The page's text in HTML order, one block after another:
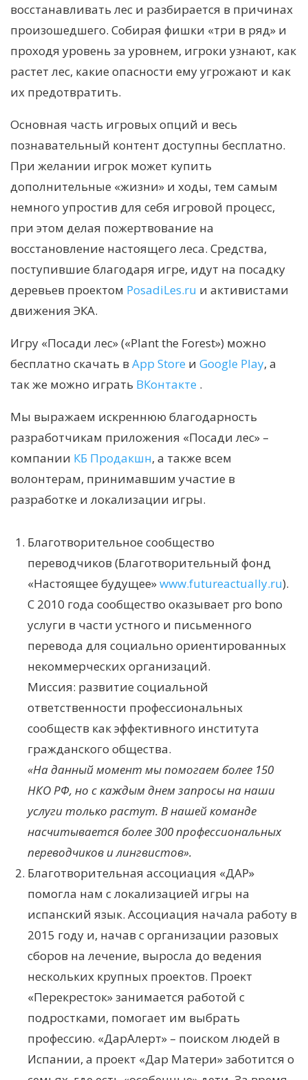
восстанавливать лес и разбирается в причинах
произошедшего. Собирая фишки «три в ряд» и
проходя уровень за уровнем, игроки узнают, как
растет лес, какие опасности ему угрожают и как
их предотвратить.
Основная часть игровых опций и весь
познавательный контент доступны бесплатно.
При желании игрок может купить
дополнительные «жизни» и ходы, тем самым
немного упростив для себя игровой процесс,
при этом делая пожертвование на
восстановление настоящего леса. Средства,
поступившие благодаря игре, идут на посадку
деревьев проектом PosadiLes.ru и активистами
движения ЭКА.
Игру «Посади лес» («Plant the Forest») можно
бесплатно скачать в App Store и Google Play, а
так же можно играть ВКонтакте .
Мы выражаем искреннюю благодарность
разработчикам приложения «Посади лес» –
компании КБ Продакшн, а также всем
волонтерам, принимавшим участие в
разработке и локализации игры.
Благотворительное сообщество
переводчиков (Благотворительный фонд
«Настоящее будущее»www.futureactually.ru).
С 2010 года сообщество оказывает pro bono
услуги в части устного и письменного
перевода для социально ориентированных
некоммерческих организаций.
Миссия: развитие социальной
ответственности профессиональных
сообществ как эффективного института
гражданского общества.
«На данный момент мы помогаем более 150
НКО РФ, но с каждым днем запросы на наши
услуги только растут. В нашей команде
насчитывается более 300 профессиональных
переводчиков и лингвистов».
Благотворительная ассоциация «ДАР»
помогла нам с локализацией игры на
испанский язык. Ассоциация начала работу в
2015 году и, начав с организации разовых
сборов на лечение, выросла до ведения
нескольких крупных проектов. Проект
«Перекресток» занимается работой с
подростками, помогает им выбрать
профессию. «ДарАлерт» – поиском людей в
Испании, а проект «Дар Матери» заботится о